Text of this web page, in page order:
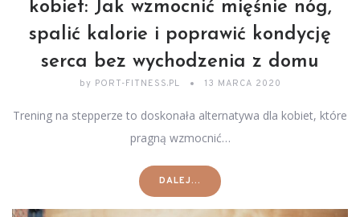
kobiet: Jak wzmocnić mięśnie nóg,
spalić kalorie i poprawić kondycję
serca bez wychodzenia z domu
by PORT-FITNESS.PL 13 MARCA 2020
Trening na stepperze to doskonała alternatywa dla kobiet, które
pragną wzmocnić…
DALEJ...